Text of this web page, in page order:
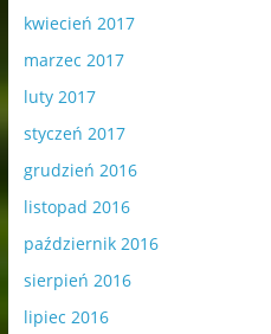
kwiecień 2017
marzec 2017
luty 2017
styczeń 2017
grudzień 2016
listopad 2016
październik 2016
sierpień 2016
lipiec 2016